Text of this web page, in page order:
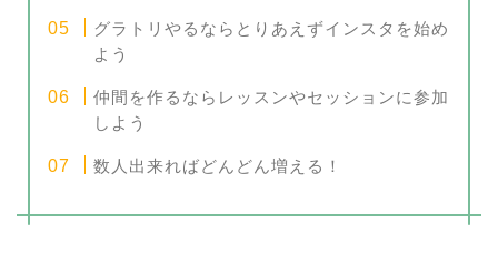
グラトリやるならとりあえずインスタを始め
よう
仲間を作るならレッスンやセッションに参加
しよう
数人出来ればどんどん増える！